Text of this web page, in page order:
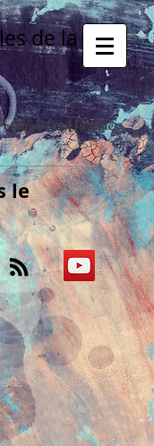
de la
& Musicale
le